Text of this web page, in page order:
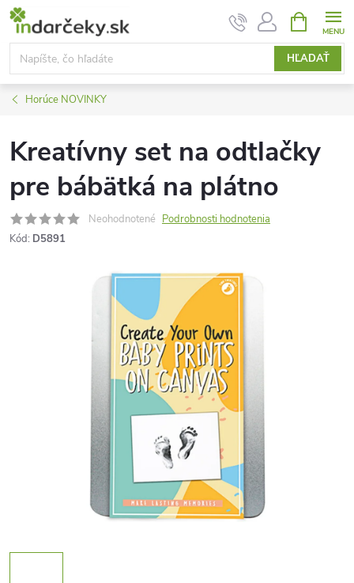
Prejsť
obsah
HĽADAŤ
KOŠÍK
Horúce NOVINKY
Kreatívny set na odtlačky
pre bábätká na plátno
Neohodnotené Podrobnosti hodnotenia
Kód: D5891